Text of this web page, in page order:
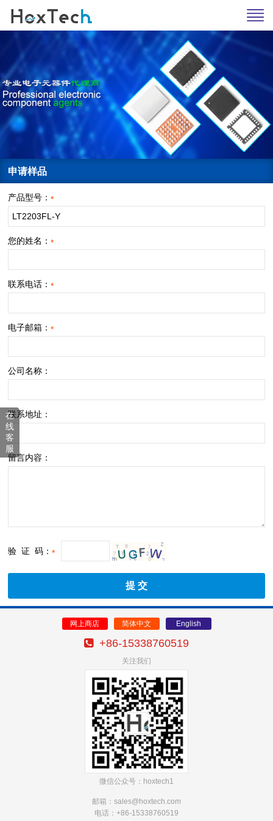
申请样品
产品型号：*
您的姓名：*
联系电话：*
电子邮箱：*
公司名称：
联系地址：
留言内容：
验 证 码：*
网上商店 简体中文 English
+86-15338760519
关注我们
微信公众号：hoxtech1
邮箱：sales@hoxtech.com
电话：+86-15338760519
在
线
客
服